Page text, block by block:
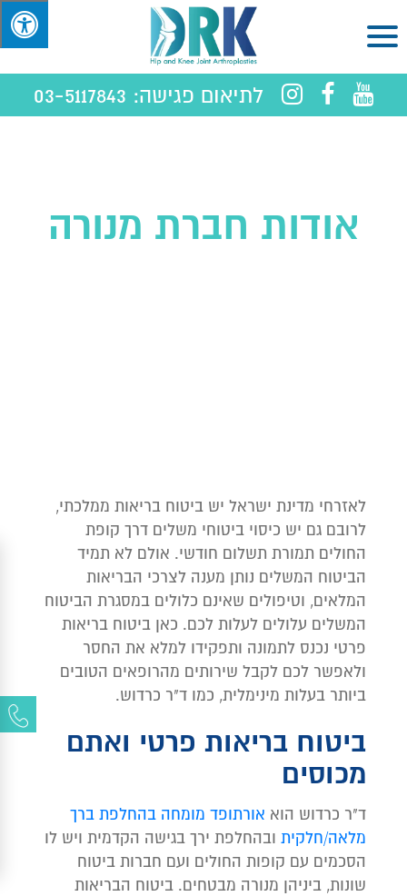
לתיאום פגישה: 03-5117843
אודות חברת מנורה
לאזרחי מדינת ישראל יש ביטוח בריאות ממלכתי,
לרובם גם יש כיסוי ביטוחי משלים דרך קופת
החולים תמורת תשלום חודשי. אולם לא תמיד
הביטוח המשלים נותן מענה לצרכי הבריאות
המלאים, וטיפולים שאינם כלולים במסגרת הביטוח
המשלים עלולים לעלות לכם. כאן ביטוח בריאות
פרטי נכנס לתמונה ותפקידו למלא את החסר
ולאפשר לכם לקבל שירותים מהרופאים הטובים
ביותר בעלות מינימלית, כמו ד"ר כרדוש.
ביטוח בריאות פרטי ואתם
מכוסים
ד"ר כרדוש הוא אורתופד מומחה בהחלפת ברך
מלאה/חלקית ובהחלפת ירך בגישה הקדמית ויש לו
הסכמים עם קופות החולים ועם חברות ביטוח
שונות, ביניהן מנורה מבטחים. ביטוח הבריאות